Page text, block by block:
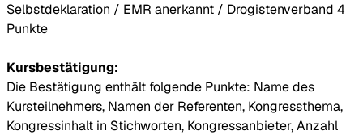
Selbstdeklaration / EMR anerkannt / Drogistenverband 4
Punkte
Kursbestätigung:
Die Bestätigung enthält folgende Punkte: Name des
Kursteilnehmers, Namen der Referenten, Kongressthema,
Kongressinhalt in Stichworten, Kongressanbieter, Anzahl